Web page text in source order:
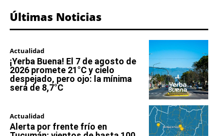
Últimas Noticias
Actualidad
¡Yerba Buena! El 7 de agosto de
2026 promete 21°C y cielo
despejado, pero ojo: la mínima
será de 8,7°C
Actualidad
Alerta por frente frío en